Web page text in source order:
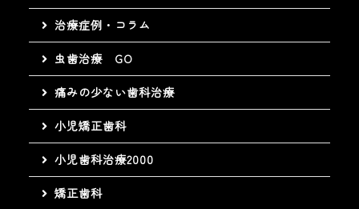
治療症例・コラム
虫歯治療 GO
痛みの少ない歯科治療
小児矯正歯科
小児歯科治療2000
矯正歯科